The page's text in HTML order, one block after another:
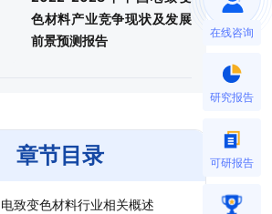
色材料产业竞争现状及发展
前景预测报告
章节目录
电致变色材料行业相关概述
在线咨询
研究报告
可研报告